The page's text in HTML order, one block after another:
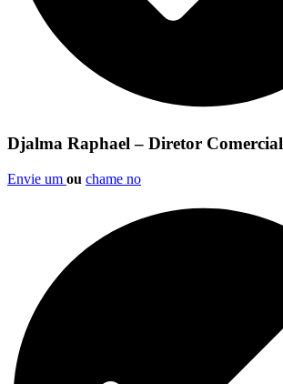
Djalma Raphael – Diretor Comercial
Envie um ou chame no